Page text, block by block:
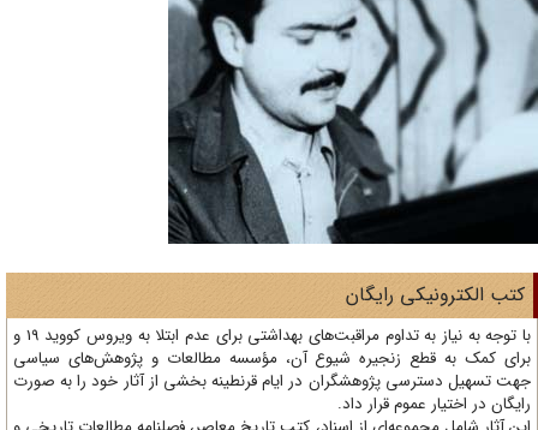
الکترونیکی رایگان
با توجه به نیاز به تداوم مراقبت‌های بهداشتی برای عدم ابتلا به ویروس کووید 19 و
کمک به قطع زنجیره شیوع آن، مؤسسه مطالعات و پژوهش‌های سیاسی
تسهیل دسترسی پژوهشگران در ایام قرنطینه بخشی از آثار خود را به صورت
در اختیار عموم قرار داد.